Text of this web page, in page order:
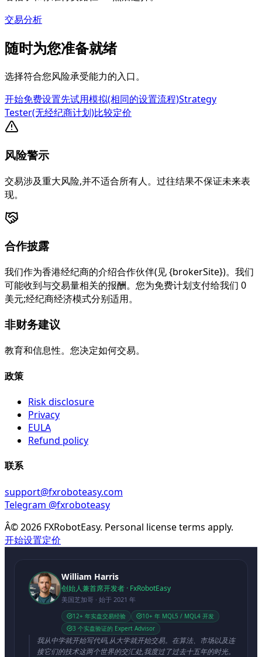
交易分析
随时为您准备就绪
选择符合您风险承受能力的入口。
开始免费设置先试用模拟(相同的设置流程)Strategy
Tester(无经纪商计划)比较定价
风险警示
交易涉及重大风险,并不适合所有人。过往结果不保证未来表
现。
合作披露
我们作为香港经纪商的介绍合作伙伴(见 {brokerSite})。我们
可能收到与交易量相关的报酬。您为免费计划支付给我们 0
美元;经纪商经济模式分别适用。
非财务建议
教育和信息性。您决定如何交易。
政策
Risk disclosure
Privacy
EULA
Refund policy
联系
support@fxroboteasy.com
Telegram @fxroboteasy
Â©2026 FXRobotEasy. Personal license terms apply.
开始设置定价
William Harris
创始人兼首席开发者 · FxRobotEasy
美国芝加哥 · 始于 2021 年
12+ 年实盘交易经验
10+ 年 MQL5 / MQL4 开发
3 个实盘验证的 Expert Advisor
我从中学就开始写代码,从大学就开始交易。在算法、市场以及连
接它们的技术这两个世界的交汇处,我度过了过去十五年的时光。